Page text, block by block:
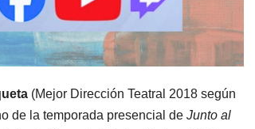
(Mejor Dirección Teatral 2018 según
de la temporada presencial de Junto al